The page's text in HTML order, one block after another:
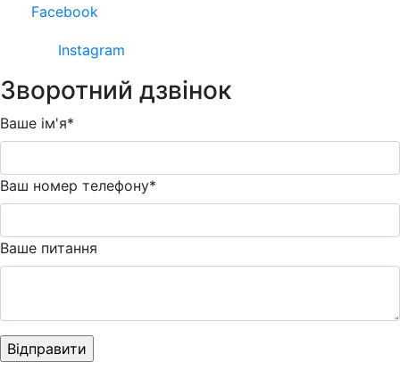
Facebook
Instagram
Зворотний дзвінок
Ваше ім'я*
Ваш номер телефону*
Ваше питання